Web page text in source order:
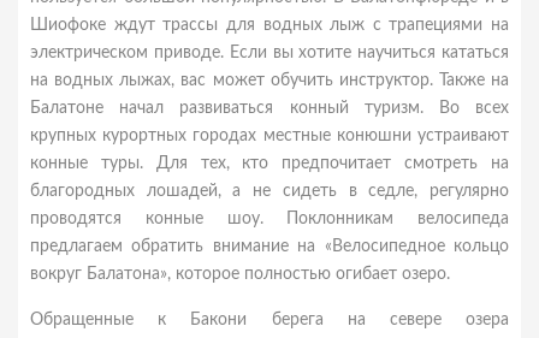
Шиофоке ждут трассы для водных лыж с трапециями на
электрическом приводе. Если вы хотите научиться кататься
на водных лыжах, вас может обучить инструктор. Также на
Балатоне начал развиваться конный туризм. Во всех
крупных курортных городах местные конюшни устраивают
конные туры. Для тех, кто предпочитает смотреть на
благородных лошадей, а не сидеть в седле, регулярно
проводятся конные шоу. Поклонникам велосипеда
предлагаем обратить внимание на «Велосипедное кольцо
вокруг Балатона», которое полностью огибает озеро.
Обращенные к Бакони берега на севере озера